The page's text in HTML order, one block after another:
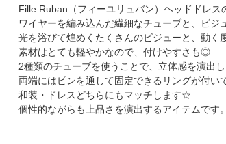
Fille Ruban（フィーユリュバン）ヘッドドレス
ワイヤーを編み込んだ繊細なチューブと、ビジ
光を浴びて煌めくたくさんのビジューと、動
素材はとても軽やかなので、付けやすさも◎
2種類のチューブを使うことで、立体感を演出し
両端にはピンを通して固定できるリングが付
和装・ドレスどちらにもマッチします☆
個性的ながらも上品さを演出するアイテムです。